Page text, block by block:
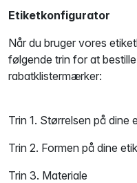
Etiketkonfigurator
Når du bruger vores
følgende trin for at
rabatklistermærker:
Trin 1. Størrelsen på dine
Trin 2. Formen på dine
Trin 3. Materiale